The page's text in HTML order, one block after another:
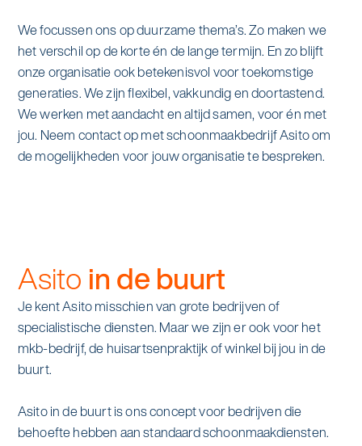
Werken bij Asito
Zoeken
Offerte aanvragen
We focussen ons op duurzame thema’s. Zo maken we
het verschil op de korte én de lange termijn. En zo blijft
onze organisatie ook betekenisvol voor toekomstige
generaties. We zijn flexibel, vakkundig en doortastend.
We werken met aandacht en altijd samen, voor én met
jou. Neem contact op met schoonmaakbedrijf Asito om
de mogelijkheden voor jouw organisatie te bespreken.
Asito in de buurt
Je kent Asito misschien van grote bedrijven of
specialistische diensten. Maar we zijn er ook voor het
mkb-bedrijf, de huisartsenpraktijk of winkel bij jou in de
buurt.
Asito in de buurt is ons concept voor bedrijven die
behoefte hebben aan standaard schoonmaakdiensten.